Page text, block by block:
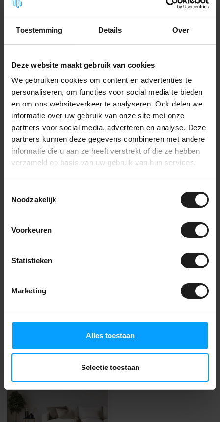
Toestemming Details Over
Deze website maakt gebruik van cookies
We gebruiken cookies om content en advertenties te
personaliseren, om functies voor social media te bieden
en om ons websiteverkeer te analyseren. Ook delen we
informatie over uw gebruik van onze site met onze
partners voor social media, adverteren en analyse. Deze
partners kunnen deze gegevens combineren met andere
informatie die u aan ze heeft verstrekt of die ze hebben
verzameld op basis van uw gebruik van hun services.
Noodzakelijk
Voorkeuren
Statistieken
Marketing
Alles toestaan
Selectie toestaan
120x60cm
43,99
PET Vilt Paneel - Vierkant -
80x80cm
Op voorraad
47,99
PET Vilt Paneel - Rechthoek-
80x40 cm
Op voorraad
39,99
Jarno adviseert je graag! Bel naar
neem contact op.
Recent bekeken
NIEUW!